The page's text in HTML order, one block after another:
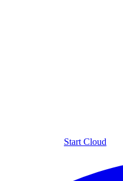
Start Cloud